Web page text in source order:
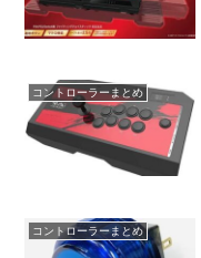
コントローラーまとめ
コントローラーまとめ